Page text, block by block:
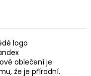
logo
oblečení je
že je přírodní.